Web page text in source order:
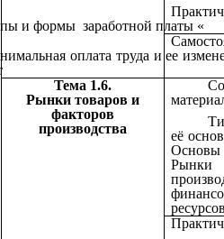
и формы заработной платы «
оплата труда и ее
Тема 1.6.
Рынки товаров и
факторов
производства
её